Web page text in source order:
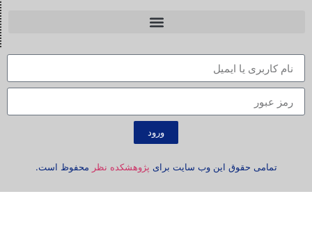
ورود
تمامی حقوق این وب سایت برایپژوهشکده نظرمحفوظ است.